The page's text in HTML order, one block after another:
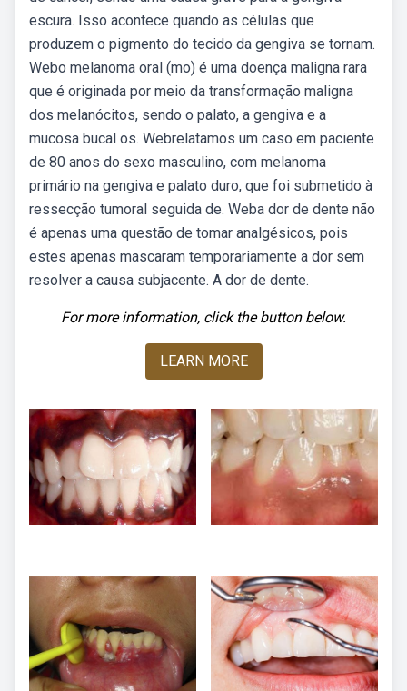
escura. Isso acontece quando as células que
produzem o pigmento do tecido da gengiva se tornam.
Webo melanoma oral (mo) é uma doença maligna rara
que é originada por meio da transformação maligna
dos melanócitos, sendo o palato, a gengiva e a
mucosa bucal os. Webrelatamos um caso em paciente
de 80 anos do sexo masculino, com melanoma
primário na gengiva e palato duro, que foi submetido à
ressecção tumoral seguida de. Weba dor de dente não
é apenas uma questão de tomar analgésicos, pois
estes apenas mascaram temporariamente a dor sem
resolver a causa subjacente. A dor de dente.
For more information, click the button below.
LEARN MORE